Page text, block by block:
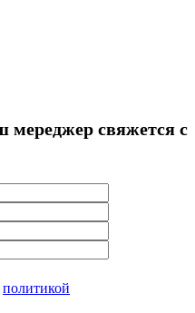
мереджер свяжется с
политикой